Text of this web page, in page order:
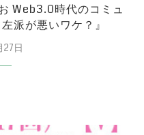
Web3.0時代のコミュ
派が悪いワケ？』
27日